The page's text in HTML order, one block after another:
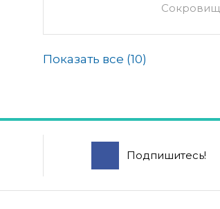
Сокровищ
Показать все (10)
Подпишитесь!